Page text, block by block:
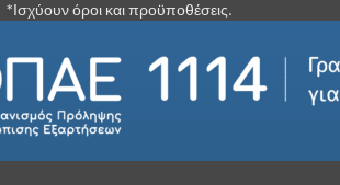
*Ισχύουν όροι και προϋποθέσεις.